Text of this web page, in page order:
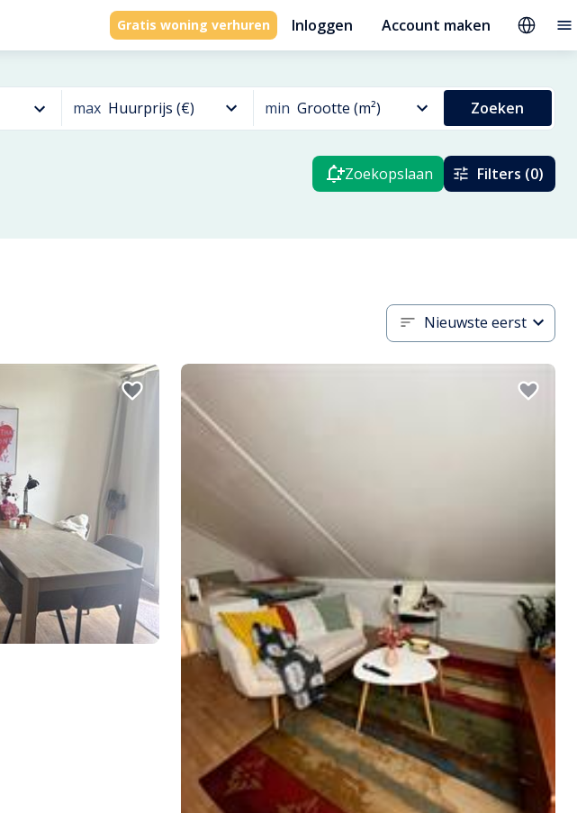
Gratis woning verhuren Inloggen Account maken
max Huurprijs (€) min Grootte (m²) Zoeken
Zoekopslaan Filters (0)
Nieuwste eerst